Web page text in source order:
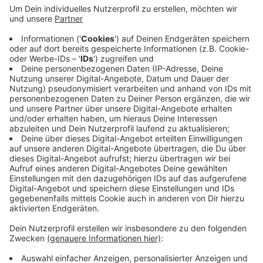
Das sei eine Straftat und nicht nur schädlich für die
Umwelt, so die Stadt. Schließlich habe die Entsorgung
am Dienstag auch Geld gekostet. Leider tauchen
solche illegalen Müllkippen immer wieder auf. Die
Stadt Witten bitte auch um Mithilfe. Wer solch eine
Straftat beobachtet, solle dies sofort melden.
Anzeige
Anzeige